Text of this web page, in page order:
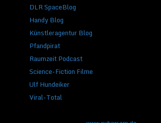
DLR SpaceBlog
Handy Blog
Künstleragentur Blog
Pfandpirat
Raumzeit Podcast
Science-Fiction Filme
Ulf Hundeiker
Viral-Total